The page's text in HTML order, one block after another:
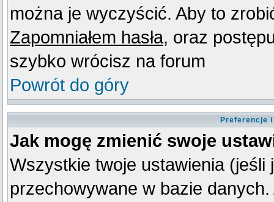
można je wyczyścić. Aby to
Zapomniałem hasła, oraz
szybko wrócisz na forum
Powrót do góry
Preferencje
Jak mogę zmienić swoje
Wszystkie twoje ustawienia
przechowywane w bazie